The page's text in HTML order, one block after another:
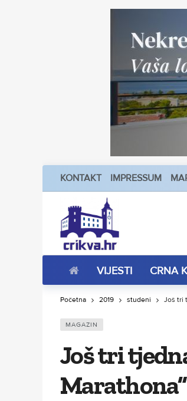
KONTAKT IMPRESSUM
VIJESTI CRNA
Početna 2019 studeni Još tri
MAGAZIN
Još tri
Marathona”